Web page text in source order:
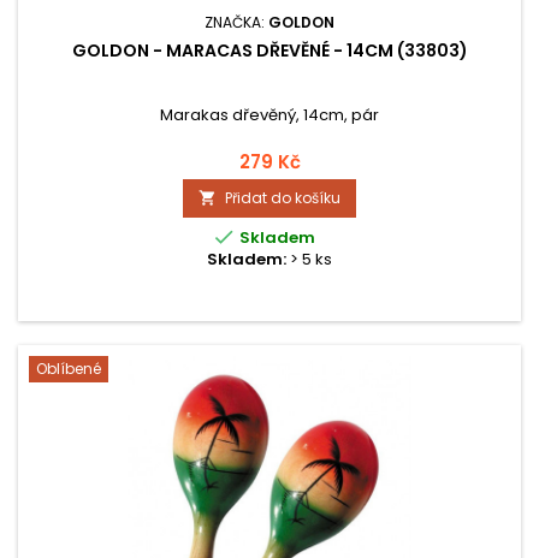
ZNAČKA: GOLDON
GOLDON - MARACAS DŘEVĚNÉ - 14CM (33803)
Marakas dřevěný, 14cm, pár
279 Kč
 Přidat do košíku
 Skladem
Skladem: > 5 ks
Oblíbené